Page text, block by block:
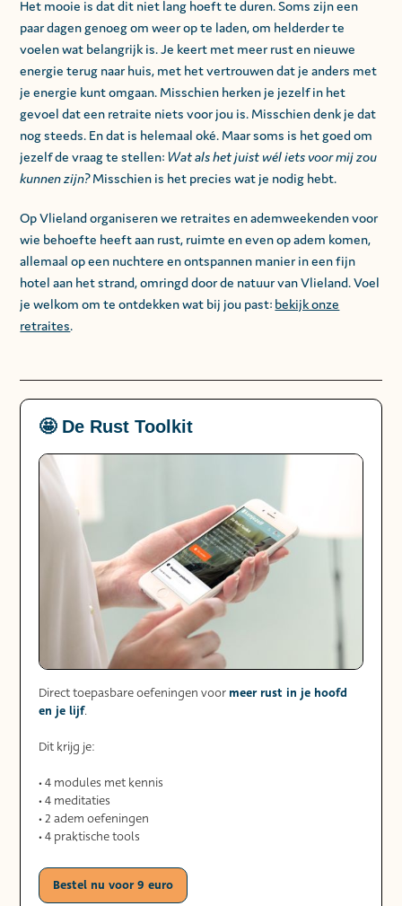
🤩 De Rust Toolkit
Direct toepasbare oefeningen voor meer rust in je hoofd
en je lijf.
Dit krijg je:
• 4 modules met kennis
• 4 meditaties
• 2 adem oefeningen
• 4 praktische tools
Bestel nu voor 9 euro
Het mooie is dat dit niet lang hoeft te duren. Soms zijn een
paar dagen genoeg om weer op te laden, om helderder te
voelen wat belangrijk is. Je keert met meer rust en nieuwe
energie terug naar huis, met het vertrouwen dat je anders met
je energie kunt omgaan. Misschien herken je jezelf in het
gevoel dat een retraite niets voor jou is. Misschien denk je dat
nog steeds. En dat is helemaal oké. Maar soms is het goed om
jezelf de vraag te stellen: Wat als het juist wél iets voor mij zou
kunnen zijn?Misschien is het precies wat je nodig hebt.
Op Vlieland organiseren we retraites en ademweekenden voor
wie behoefte heeft aan rust, ruimte en even op adem komen,
allemaal op een nuchtere en ontspannen manier in een fijn
hotel aan het strand, omringd door de natuur van Vlieland. Voel
je welkom om te ontdekken wat bij jou past: bekijk onze
retraites.